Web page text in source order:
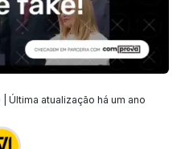
| Última atualização há um ano